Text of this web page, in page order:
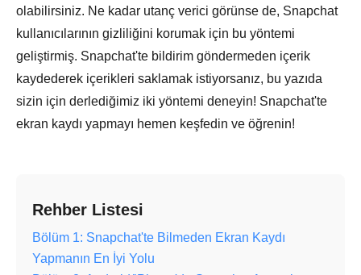
olabilirsiniz. Ne kadar utanç verici görünse de, Snapchat
kullanıcılarının gizliliğini korumak için bu yöntemi
geliştirmiş. Snapchat'te bildirim göndermeden içerik
kaydederek içerikleri saklamak istiyorsanız, bu yazıda
sizin için derlediğimiz iki yöntemi deneyin! Snapchat'te
ekran kaydı yapmayı hemen keşfedin ve öğrenin!
Rehber Listesi
Bölüm 1: Snapchat'te Bilmeden Ekran Kaydı
Yapmanın En İyi Yolu